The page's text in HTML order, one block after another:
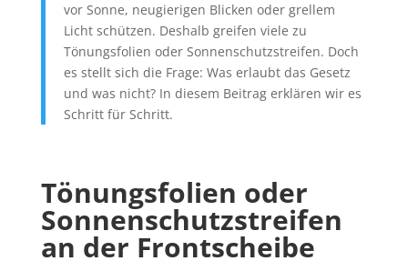
vor Sonne, neugierigen Blicken oder grellem
Licht schützen. Deshalb greifen viele zu
Tönungsfolien oder Sonnenschutzstreifen. Doch
es stellt sich die Frage: Was erlaubt das Gesetz
und was nicht? In diesem Beitrag erklären wir es
Schritt für Schritt.
Tönungsfolien oder
Sonnenschutzstreifen
an der Frontscheibe